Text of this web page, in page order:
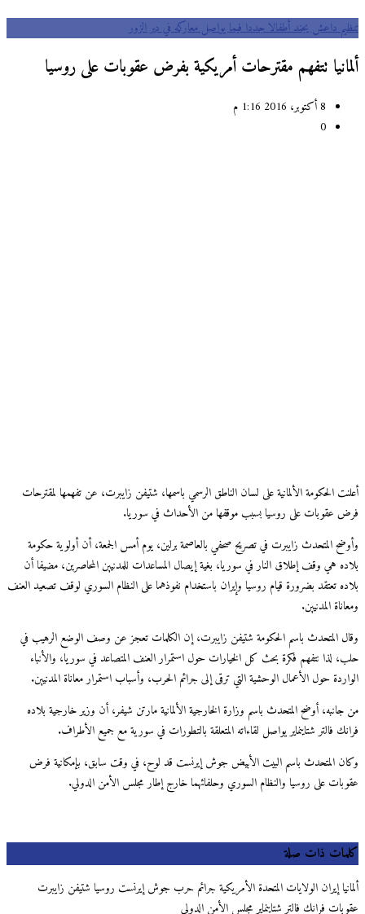
تنظيم داعش يجند أطفالا جددا فيما يواصل معاركه في دير الزور
ألمانيا تتفهم مقترحات أمريكية بفرض عقوبات على روسيا
أعلنت الحكومة الألمانية على لسان الناطق الرسمي باسمها، شتيفن زايبرت، عن تفهمها لمقترحات
فرض عقوبات على روسيا بسبب موقفها من الأحداث في سوريا.
وأوضح المتحدث زايبرت في تصريح صحفي بالعاصمة برلين، يوم أمس الجمعة، أن أولوية حكومة
بلاده هي وقف إطلاق النار في سوريا، بغية إيصال المساعدات للمدنيين المحاصرين، مضيفا أن
بلاده تعتقد بضرورة قيام روسيا وإيران باستخدام نفوذهما على النظام السوري لوقف تصعيد العنف
ومعاناة المدنيين.
وقال المتحدث باسم الحكومة شتيفن زايبرت، إن الكلمات تعجز عن وصف الوضع الرهيب في
حلب، لذا نتفهم فكرة بحث كل الخيارات حول استمرار العنف المتصاعد في سوريا، والأنباء
الواردة حول الأعمال الوحشية التي ترقى إلى جرائم الحرب، وأسباب استمرار معاناة المدنيين.
من جانبه، أوضح المتحدث باسم وزارة الخارجية الألمانية مارتن شيفر، أن وزير خارجية بلاده
فرانك فالتر شتاينماير يواصل لقاءاته المتعلقة بالتطورات في سورية مع جميع الأطراف.
وكان المتحدث باسم البيت الأبيض جوش إيرنست قد لوح، في وقت سابق، بإمكانية فرض
عقوبات على روسيا والنظام السوري وحلفائهما خارج إطار مجلس الأمن الدولي.
كلمات ذات صلة
ألمانيا إيران الولايات المتحدة الأمريكية جرائم حرب جوش إيرنست روسيا شتيفن زايبرت
عقوبات فرانك فالتر شتاينماير مجلس الأمن الدولي